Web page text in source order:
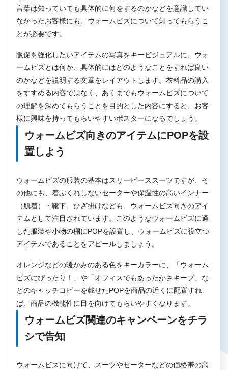
言葉は知っていても具体的に何をするのかなどを意識してい
なかったお客様にも、ウォームビズについて知ってもらうこ
とが必要です。
販促を強化したいアイテムの写真をキービジュアルに、ウォ
ームビズとは何か、具体的にはどのようなことをすれば良い
のかなどを説明する文章をレイアウトします。衣料品の購入
をすすめる内容ではなく、あくまでもウォームビズについて
の理解を深めてもらうことを目的とした内容にすると、お客
様に興味を持ってもらいやすいポスターになるでしょう。
ウォームビズ向きのアイテムにPOPを設
置しよう
ウォームビズの服装の基本はスリーピーススーツですが、そ
の他にも、着ぶくれしないセーターや保温性の高いインナー
（肌着）・靴下、ひざ掛けなども、ウォームビズ向きのアイ
テムとして注目されています。このようなウォームビズに適
した服装や小物の棚にPOPを設置し、ウォームビズに役立つ
アイテムであることをアピールしましょう。
オレンジなどの暖かみのある色をキーカラーに、「ウォーム
ビズにぴったり！」や「オフィスでもあったかさキープ」な
どのキャッチコピーを載せたPOPを商品の近くに配置すれ
ば、商品の機能性に目を向けてもらいやすくなります。
ウォームビズ関連のキャンペーンをチラ
シで告知
ウォームビズに向けて、スーツやセーターなどの価格帯の高